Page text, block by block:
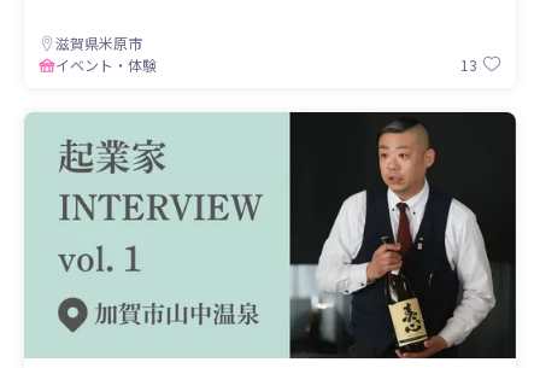
滋賀県米原市
イベント・体験
13